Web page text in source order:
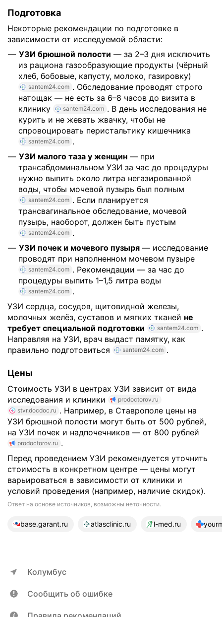
Подготовка
Некоторые рекомендации по подготовке в
зависимости от исследуемой области:
УЗИ брюшной полости — за 2–3 дня исключить
из рациона газообразующие продукты (чёрный
хлеб, бобовые, капусту, молоко, газировку)
santem24.com . Обследование проводят строго
натощак — не есть за 6–8 часов до визита в
клинику
santem24.com . В день исследования не
курить и не жевать жвачку, чтобы не
спровоцировать перистальтику кишечника
santem24.com .
УЗИ малого таза у женщин — при
трансабдоминальном УЗИ за час до процедуры
нужно выпить около литра негазированной
воды, чтобы мочевой пузырь был полным
santem24.com . Если планируется
трансвагинальное обследование, мочевой
пузырь, наоборот, должен быть пустым
santem24.com .
УЗИ почек и мочевого пузыря — исследование
проводят при наполненном мочевом пузыре
santem24.com . Рекомендации — за час до
процедуры выпить 1–1,5 литра воды
santem24.com .
УЗИ сердца, сосудов, щитовидной железы,
молочных желёз, суставов и мягких тканей не
требует специальной подготовки
santem24.com .
Направляя на УЗИ, врач выдаст памятку, как
правильно подготовиться
santem24.com .
Цены
Стоимость УЗИ в центрах УЗИ зависит от вида
исследования и клиники
prodoctorov.ru
stvr.docdoc.ru . Например, в Ставрополе цены на
УЗИ брюшной полости могут быть от 500 рублей,
на УЗИ почек и надпочечников — от 800 рублей
prodoctorov.ru .
Перед проведением УЗИ рекомендуется уточнить
стоимость в конкретном центре — цены могут
варьироваться в зависимости от клиники и
условий проведения (например, наличие скидок).
Ответ на основе источников, возможны неточности.
21 источник
base.garant.ru atlasclinic.ru l-med.ru
Колумбус
Сообщить об ошибке